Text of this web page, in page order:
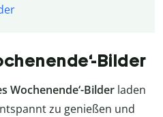
Bilder
Wochenende‘-Bilder laden
zu genießen und